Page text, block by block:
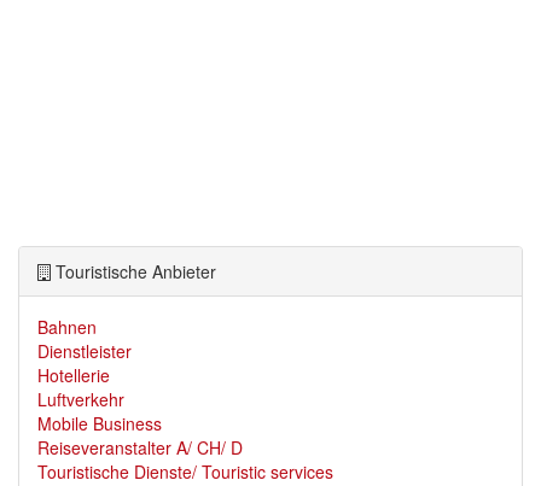
Touristische Anbieter
Bahnen
Dienstleister
Hotellerie
Luftverkehr
Mobile Business
Reiseveranstalter A/ CH/ D
Touristische Dienste/ Touristic services